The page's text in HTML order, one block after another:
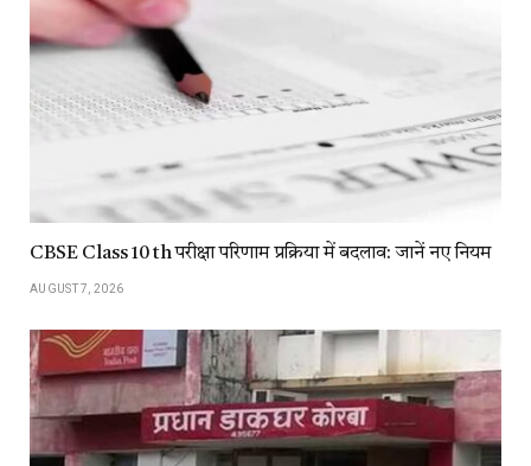
CBSE Class 10 th परीक्षा परिणाम प्रक्रिया में बदलाव: जानें नए नियम
AUGUST 7, 2026